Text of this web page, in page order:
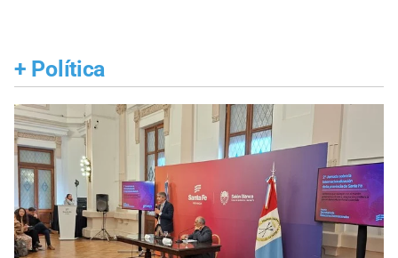
+ Política